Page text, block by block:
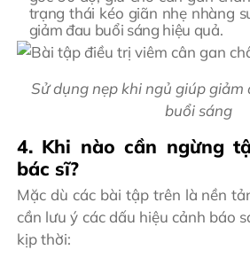
trạng thái kéo giãn nhẹ nhàng
giảm đau buổi sáng hiệu quả.
Sử dụng nẹp khi ngủ giúp giảm
buổi sáng
4. Khi nào cần ngừng
bác sĩ?
Mặc dù các bài tập trên là nền
cần lưu ý các dấu hiệu cảnh báo
kịp thời: